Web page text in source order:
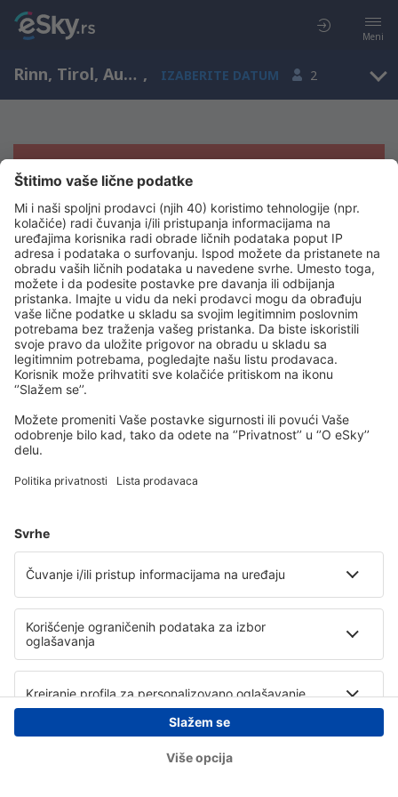
Meni
Rinn, Tirol, Austrija , IZABERITE DATUM 2
Žao nam je, ne možemo da prikažemo
rezultate
Pokušajte još jednom kad izaberete druge kriterijume
Copyright © eSky.rs. Sva prava zadržana.